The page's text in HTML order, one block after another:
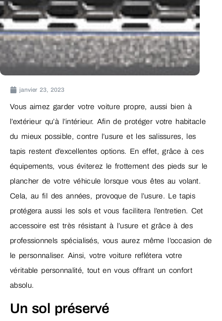
janvier 23, 2023
Vous aimez garder votre voiture propre, aussi bien à
l’extérieur qu’à l’intérieur. Afin de protéger votre habitacle
du mieux possible, contre l’usure et les salissures, les
tapis restent d’excellentes options. En effet, grâce à ces
équipements, vous éviterez le frottement des pieds sur le
plancher de votre véhicule lorsque vous êtes au volant.
Cela, au fil des années, provoque de l’usure. Le tapis
protégera aussi les sols et vous facilitera l’entretien. Cet
accessoire est très résistant à l’usure et grâce à des
professionnels spécialisés, vous aurez même l’occasion de
le personnaliser. Ainsi, votre voiture reflétera votre
véritable personnalité, tout en vous offrant un confort
absolu.
Un sol préservé